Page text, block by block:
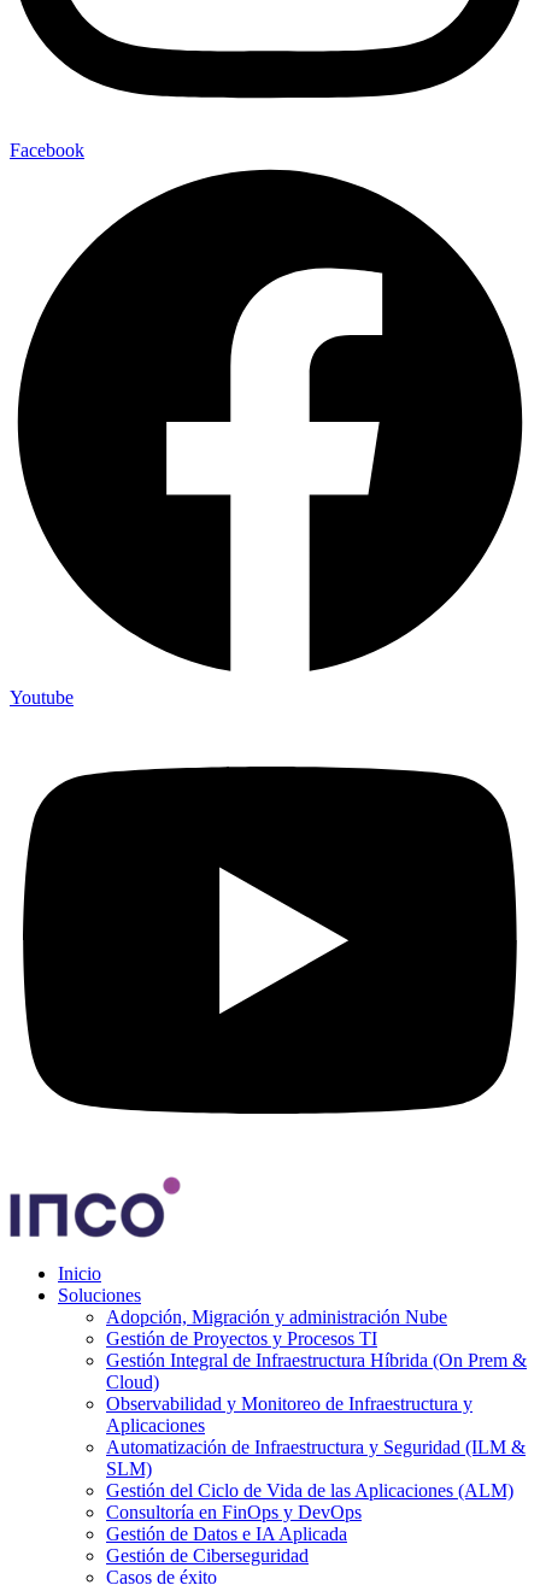
Facebook
Youtube
Inicio
Soluciones
Adopción, Migración y administración Nube
Gestión de Proyectos y Procesos TI
Gestión Integral de Infraestructura Híbrida (On Prem &
Cloud)
Observabilidad y Monitoreo de Infraestructura y
Aplicaciones
Automatización de Infraestructura y Seguridad (ILM &
SLM)
Gestión del Ciclo de Vida de las Aplicaciones (ALM)
Consultoría en FinOps y DevOps
Gestión de Datos e IA Aplicada
Gestión de Ciberseguridad
Casos de éxito